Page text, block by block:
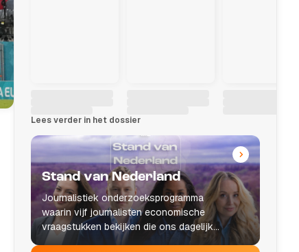
Lees verder in het dossier
Stand van Nederland
Journalistiek onderzoeksprogramma
waarin vijf journalisten economische
vraagstukken bekijken die ons dagelijks
leven raken.